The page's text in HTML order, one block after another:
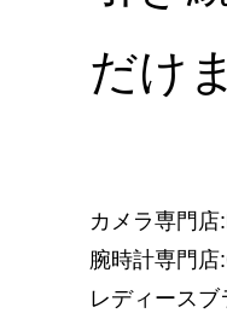
だけ
カメラ専門
腕時計専門店
レディース